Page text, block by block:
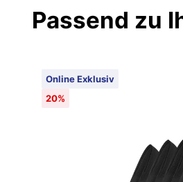
Passend zu
Online Exklusiv
20%